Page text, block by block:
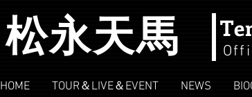
松永天馬
HOME TOUR＆LIVE＆EVENT NEWS